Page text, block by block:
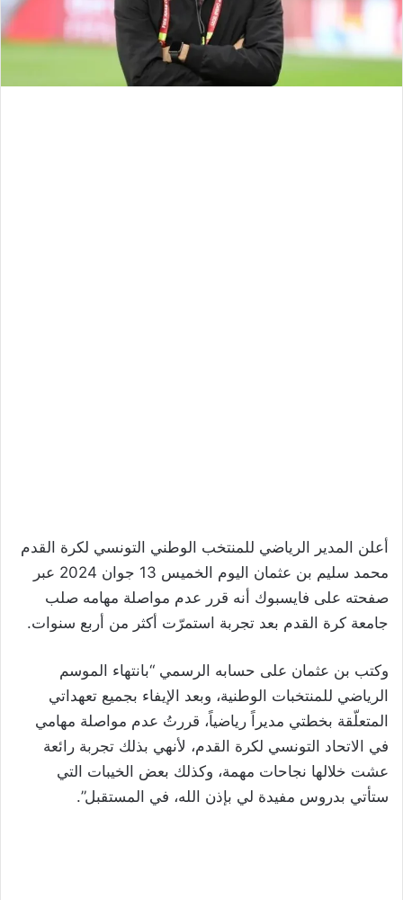
أعلن المدير الرياضي للمنتخب الوطني التونسي لكرة القدم
محمد سليم بن عثمان اليوم الخميس 13 جوان 2024 عبر
صفحته على فايسبوك أنه قرر عدم مواصلة مهامه صلب
جامعة كرة القدم بعد تجربة استمرّت أكثر من أربع سنوات.
وكتب بن عثمان على حسابه الرسمي “بانتهاء الموسم
الرياضي للمنتخبات الوطنية، وبعد الإيفاء بجميع تعهداتي
المتعلّقة بخطتي مديراً رياضياً، قررتُ عدم مواصلة مهامي
في الاتحاد التونسي لكرة القدم، لأنهي بذلك تجربة رائعة
عشت خلالها نجاحات مهمة، وكذلك بعض الخيبات التي
ستأتي بدروس مفيدة لي بإذن الله، في المستقبل”.